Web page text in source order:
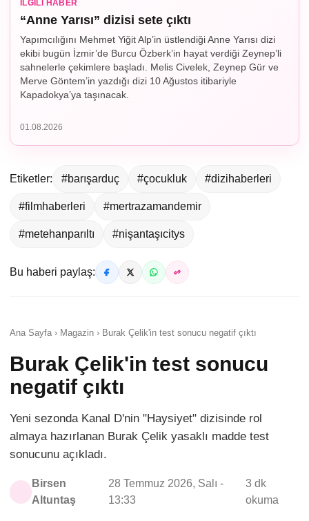
İLGILI HABER
“Anne Yarısı” dizisi sete çıktı
Yapımcılığını Mehmet Yiğit Alp’in üstlendiği Anne Yarısı dizi
ekibi bugün İzmir’de Burcu Özberk’in hayat verdiği Zeynep’li
sahnelerle çekimlere başladı. Melis Civelek, Zeynep Gür ve
Merve Göntem’in yazdığı dizi 10 Ağustos itibariyle
Kapadokya’ya taşınacak.
01.08.2026
Etiketler: #barışarduç #çocukluk #dizihaberleri
#filmhaberleri #mertrazamandemir
#metehanparıltı #nişantaşıcitys
Bu haberi paylaş:
Ana Sayfa › Magazin › Burak Çelik'in test sonucu negatif çıktı
Burak Çelik'in test sonucu
negatif çıktı
Yeni sezonda Kanal D'nin "Haysiyet" dizisinde rol
almaya hazırlanan Burak Çelik yasaklı madde test
sonucunu açıkladı.
Birsen
Altuntaş
28 Temmuz 2026, Salı -
13:33
3 dk
okuma